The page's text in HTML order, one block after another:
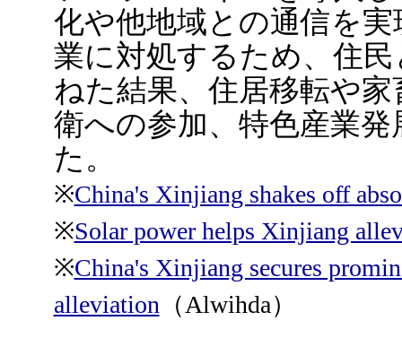
化や他地域との通信を
業に対処するため、住
ねた結果、住居移転や
衛への参加、特色産業
た。
※China's Xinjiang shakes off
※Solar power helps Xinjiang
※China's Xinjiang secures
alleviation （Alwihda）